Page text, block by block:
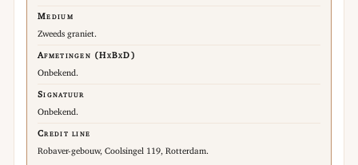
Medium
Zweeds graniet.
Afmetingen (HxBxD)
Onbekend.
Signatuur
Onbekend.
Credit line
Robaver-gebouw, Coolsingel 119, Rotterdam.